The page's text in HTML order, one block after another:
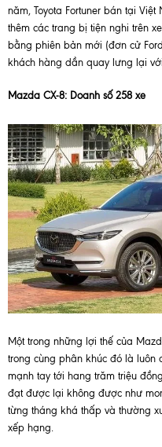
năm, Toyota Fortuner bán tại
thêm các trang bị tiện nghi trên
bằng phiên bản mới (đơn cử
khách hàng dần quay lưng lại với
Mazda CX-8: Doanh số 258 xe
Một trong những lợi thế của
trong cùng phân khúc đó là
mạnh tay tới hang trăm triệu
đạt được lại không được như
từng tháng khá thấp và thường
xếp hạng.